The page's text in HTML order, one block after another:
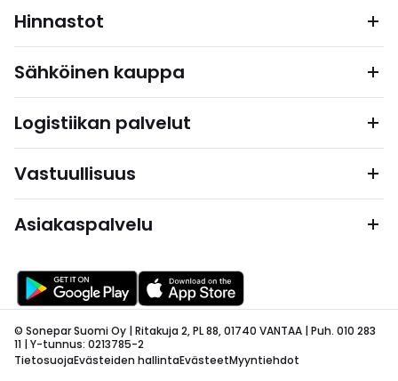
Hinnastot
Sähköinen kauppa
Logistiikan palvelut
Vastuullisuus
Asiakaspalvelu
© Sonepar Suomi Oy | Ritakuja 2, PL 88, 01740 VANTAA | Puh. 010 283
11 | Y-tunnus: 0213785-2
TietosuojaEvästeiden hallintaEvästeetMyyntiehdot